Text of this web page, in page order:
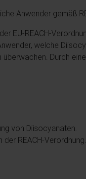
Anwender gemäß
EU-REACH-
welche
Durch
von Diisocyanaten.
REACH-Verordnung.